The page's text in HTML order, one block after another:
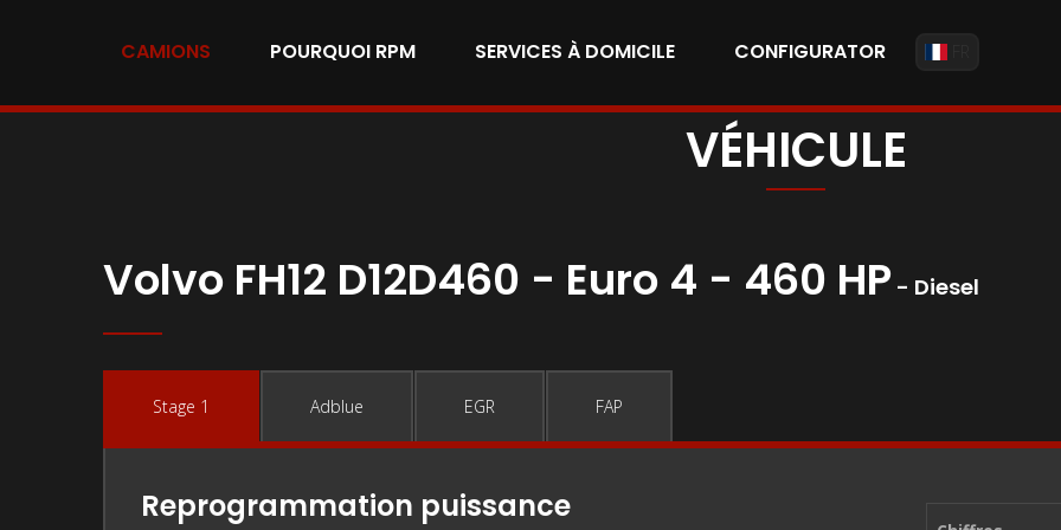
CAMIONS POURQUOI RPM SERVICES À DOMICILE CONFIGURATOR FR
VÉHICULE
Volvo FH12 D12D460 - Euro 4 - 460 HP - Diesel
Stage 1 Adblue EGR FAP
Reprogrammation puissance